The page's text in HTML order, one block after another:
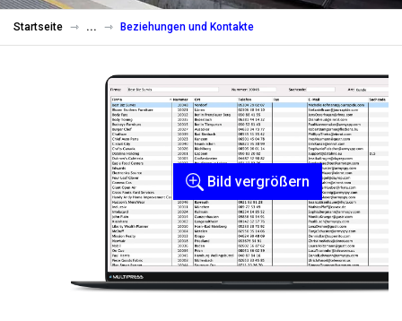
Startseite Beziehungen und Kontakte
Bild vergrößern